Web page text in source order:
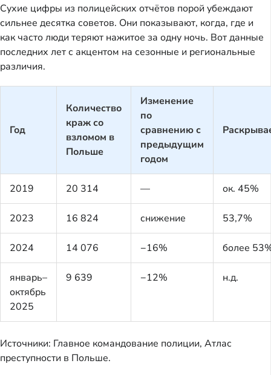
Сухие цифры из полицейских отчётов порой убеждают
сильнее десятка советов. Они показывают, когда, где и
как часто люди теряют нажитое за одну ночь. Вот данные
последних лет с акцентом на сезонные и региональные
различия.
Год
Количество
краж со
взломом в
Польше
Изменение
по
сравнению с
предыдущим
годом
2019 20 314 — ок. 45%
2023 16 824 снижение 53,7%
2024 14 076 −16% более
январь–
октябрь
2025
9 639 −12% н.д.
Источники: Главное командование полиции, Атлас
преступности в Польше.